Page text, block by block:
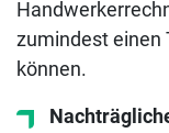
zumindest einen
können.